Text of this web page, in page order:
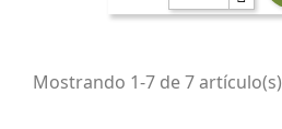
Mostrando 1-7 de 7 artículo(s)